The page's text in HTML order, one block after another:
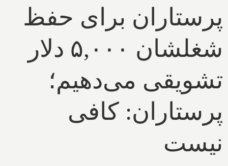
پرستاران برای حفظ
شغلشان ۵,۰۰۰ دلار
تشویقی می‌دهیم؛
پرستاران: کافی
نیست